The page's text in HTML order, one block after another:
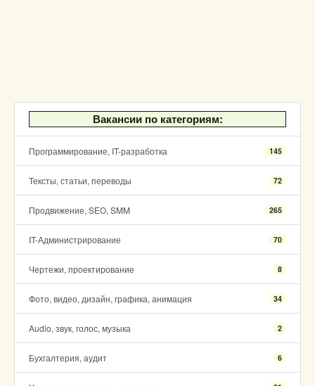
Вакансии по категориям:
Программирование, IT-разработка 145
Тексты, статьи, переводы 72
Продвижение, SEO, SMM 265
IT-Администрирование 70
Чертежи, проектирование 8
Фото, видео, дизайн, графика, анимация 34
Audio, звук, голос, музыка 2
Бухгалтерия, аудит 6